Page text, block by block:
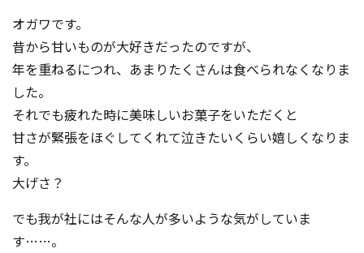
オガワです。
昔から甘いものが大好きだったのですが、
年を重ねるにつれ、あまりたくさんは食べられなくなりま
した。
それでも疲れた時に美味しいお菓子をいただくと
甘さが緊張をほぐしてくれて泣きたいくらい嬉しくなりま
す。
大げさ？
でも我が社にはそんな人が多いような気がしていま
す……。